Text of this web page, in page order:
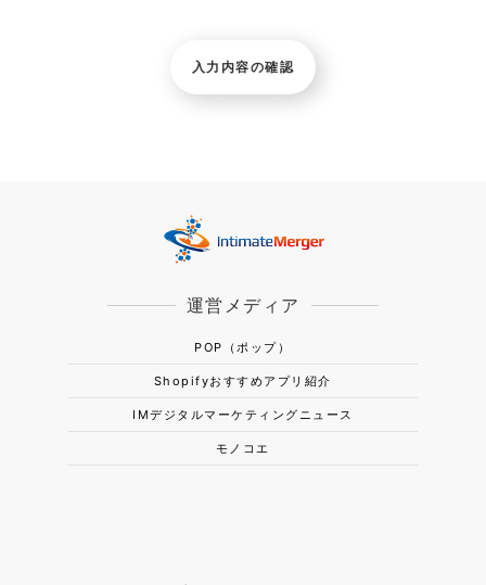
運営メディア
POP（ポップ）
Shopifyおすすめアプリ紹介
IMデジタルマーケティングニュース
モノコエ